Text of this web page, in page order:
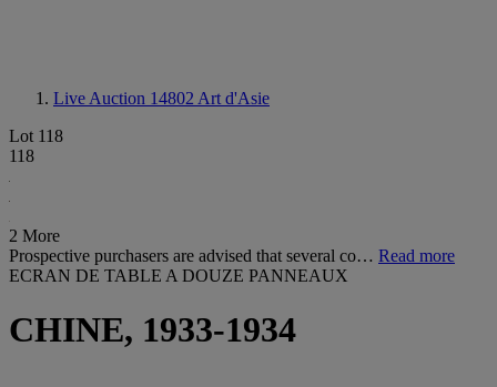
Live Auction 14802 Art d'Asie
Lot 118
118
2 More
Prospective purchasers are advised that several co… Read more
ECRAN DE TABLE A DOUZE PANNEAUX
CHINE, 1933-1934